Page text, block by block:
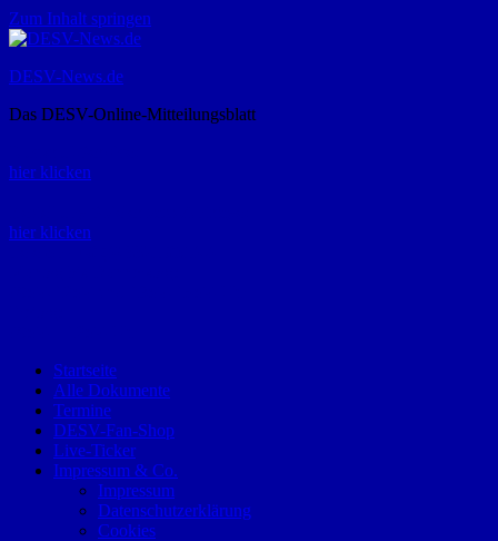
Zum Inhalt springen
DESV-News.de
Das DESV-Online-Mitteilungsblatt
hier klicken
hier klicken
Startseite
Alle Dokumente
Termine
DESV-Fan-Shop
Live-Ticker
Impressum & Co.
Impressum
Datenschutzerklärung
Cookies